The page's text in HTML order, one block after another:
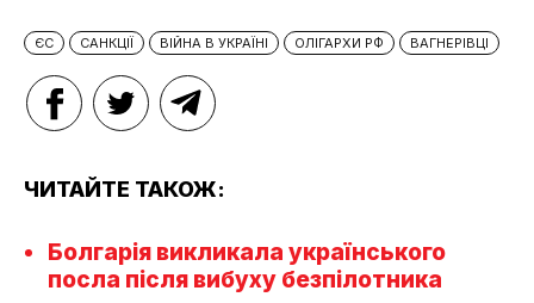
ЄС САНКЦІЇ ВІЙНА В УКРАЇНІ ОЛІГАРХИ РФ ВАГНЕРІВЦІ
ЧИТАЙТЕ ТАКОЖ:
Болгарія викликала українського
посла після вибуху безпілотника